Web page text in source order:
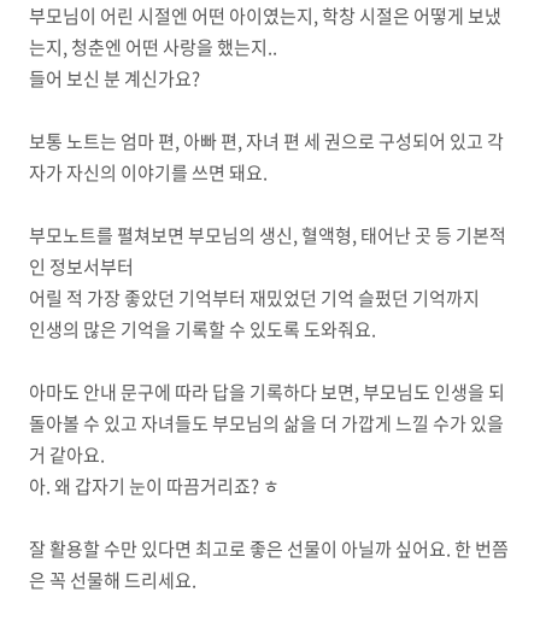
부모님이 어린 시절엔 어떤 아이였는지, 학창 시절은 어떻게 보냈
는지, 청춘엔 어떤 사랑을 했는지..
들어 보신 분 계신가요?
보통 노트는 엄마 편, 아빠 편, 자녀 편 세 권으로 구성되어 있고 각
자가 자신의 이야기를 쓰면 돼요.
부모노트를 펼쳐보면 부모님의 생신, 혈액형, 태어난 곳 등 기본적
인 정보서부터
어릴 적 가장 좋았던 기억부터 재밌었던 기억 슬펐던 기억까지
인생의 많은 기억을 기록할 수 있도록 도와줘요.
아마도 안내 문구에 따라 답을 기록하다 보면, 부모님도 인생을 되
돌아볼 수 있고 자녀들도 부모님의 삶을 더 가깝게 느낄 수가 있을
거 같아요.
아. 왜 갑자기 눈이 따끔거리죠? ㅎ
잘 활용할 수만 있다면 최고로 좋은 선물이 아닐까 싶어요. 한 번쯤
은 꼭 선물해 드리세요.